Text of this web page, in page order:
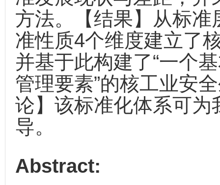
方法。【结果】从标
准性质4个维度建立了
并基于此构建了“一个
管理要素”的核工业安
论】该标准化体系可
导。
Abstract: